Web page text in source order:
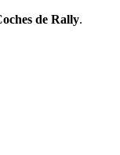
de Rally.